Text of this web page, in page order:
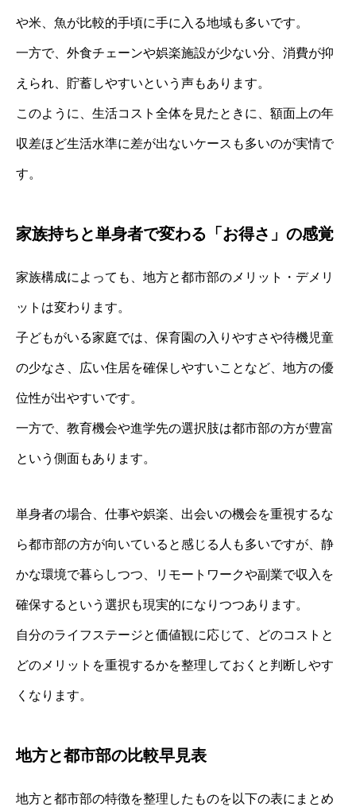
や米、魚が比較的手頃に手に入る地域も多いです。
一方で、外食チェーンや娯楽施設が少ない分、消費が抑
えられ、貯蓄しやすいという声もあります。
このように、生活コスト全体を見たときに、額面上の年
収差ほど生活水準に差が出ないケースも多いのが実情で
す。
家族持ちと単身者で変わる「お得さ」の感覚
家族構成によっても、地方と都市部のメリット・デメリ
ットは変わります。
子どもがいる家庭では、保育園の入りやすさや待機児童
の少なさ、広い住居を確保しやすいことなど、地方の優
位性が出やすいです。
一方で、教育機会や進学先の選択肢は都市部の方が豊富
という側面もあります。
単身者の場合、仕事や娯楽、出会いの機会を重視するな
ら都市部の方が向いていると感じる人も多いですが、静
かな環境で暮らしつつ、リモートワークや副業で収入を
確保するという選択も現実的になりつつあります。
自分のライフステージと価値観に応じて、どのコストと
どのメリットを重視するかを整理しておくと判断しやす
くなります。
地方と都市部の比較早見表
地方と都市部の特徴を整理したものを以下の表にまとめ